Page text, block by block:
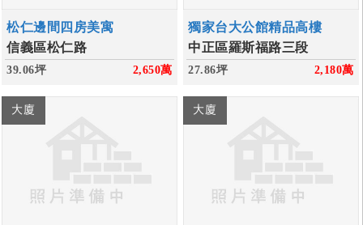
松仁邊間四房美寓
信義區松仁路
39.06坪 2,650萬
獨家台大公館精品高樓
中正區羅斯福路三段
27.86坪 2,180萬
大廈 大廈